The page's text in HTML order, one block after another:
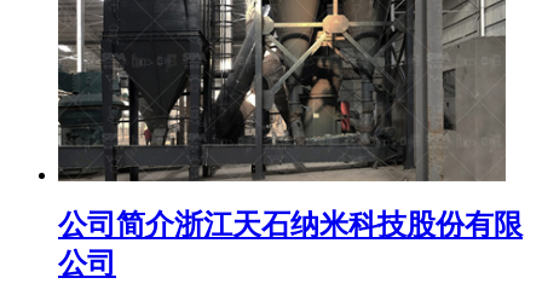
公司简介浙江天石纳米科技股份有限
公司